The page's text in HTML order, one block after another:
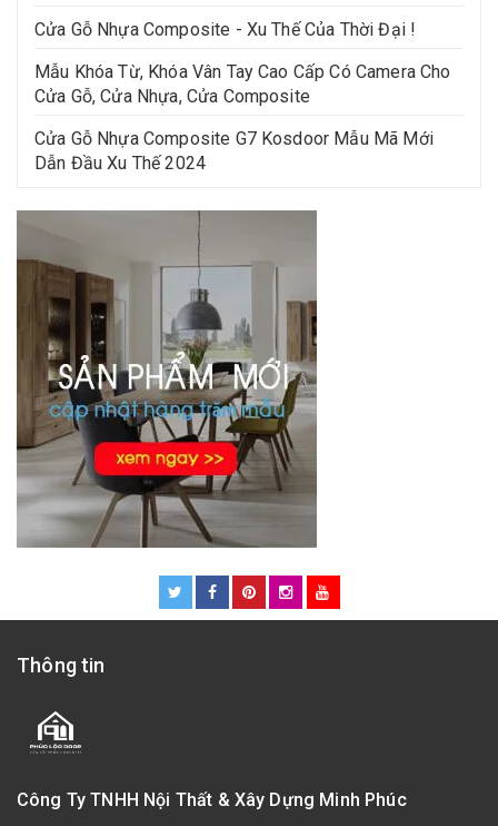
Cửa Gỗ Nhựa Composite - Xu Thế Của Thời Đại !
Mẫu Khóa Từ, Khóa Vân Tay Cao Cấp Có Camera Cho
Cửa Gỗ, Cửa Nhựa, Cửa Composite
Cửa Gỗ Nhựa Composite G7 Kosdoor Mẫu Mã Mới
Dẫn Đầu Xu Thế 2024
Thông tin
Công Ty TNHH Nội Thất & Xây Dựng Minh Phúc